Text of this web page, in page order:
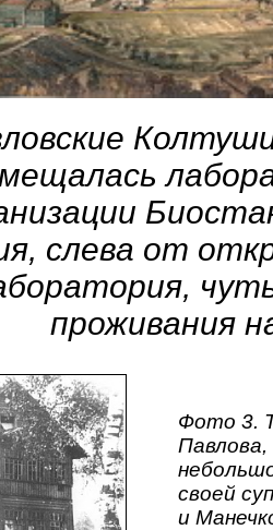
слева от
проживания
Фото 3.
своей
и